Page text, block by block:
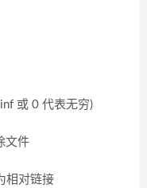
或 0 代表无穷)
文件
相对链接